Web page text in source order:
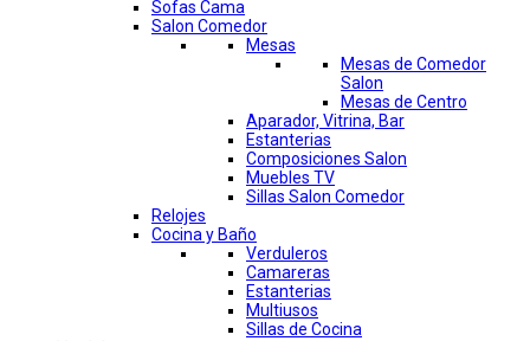
Sofas Cama
Salon Comedor
Mesas
Mesas de Comedor
Salon
Mesas de Centro
Aparador, Vitrina, Bar
Estanterias
Composiciones Salon
Muebles TV
Sillas Salon Comedor
Relojes
Cocina y Baño
Verduleros
Camareras
Estanterias
Multiusos
Sillas de Cocina